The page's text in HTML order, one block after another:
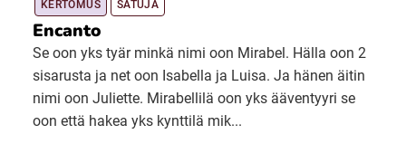
KERTOMUS SATUJA
Encanto
Se oon yks tyär minkä nimi oon Mirabel. Hälla oon 2
sisarusta ja net oon Isabella ja Luisa. Ja hänen äitin
nimi oon Juliette. Mirabellilä oon yks ääventyyri se
oon että hakea yks kynttilä mik...